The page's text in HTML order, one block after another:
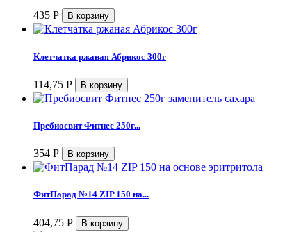
435 Р
Клетчатка ржаная Абрикос 300г
114,75 Р
Пребиосвит Фитнес 250г...
354 Р
ФитПарад №14 ZIP 150 на...
404,75 Р